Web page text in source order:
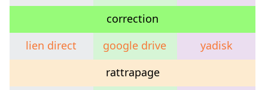
correction
lien direct
google drive
yadisk
rattrapage